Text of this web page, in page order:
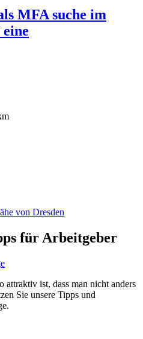
MFA suche im
von Dresden
für Arbeitgeber
attraktiv ist, dass man nicht anders
Sie unsere Tipps und